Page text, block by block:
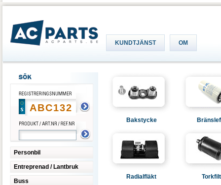
KUNDTJÄNST OM
Personbil
Entreprenad / Lantbruk
Buss
Bakstycke
Radialfläkt